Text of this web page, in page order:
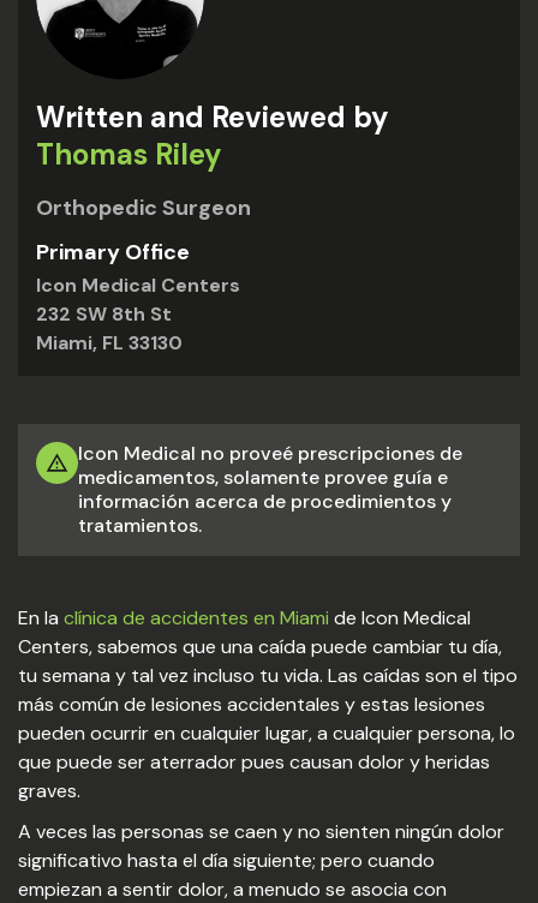
Written and Reviewed by
Thomas Riley
Orthopedic Surgeon
Primary Office
Icon Medical Centers
232 SW 8th St
Miami, FL 33130
Icon Medical no proveé prescripciones de
medicamentos, solamente provee guía e
información acerca de procedimientos y
tratamientos.
En la clínica de accidentes en Miami de Icon Medical
Centers, sabemos que una caída puede cambiar tu día,
tu semana y tal vez incluso tu vida. Las caídas son el tipo
más común de lesiones accidentales y estas lesiones
pueden ocurrir en cualquier lugar, a cualquier persona, lo
que puede ser aterrador pues causan dolor y heridas
graves.
A veces las personas se caen y no sienten ningún dolor
significativo hasta el día siguiente; pero cuando
empiezan a sentir dolor, a menudo se asocia con